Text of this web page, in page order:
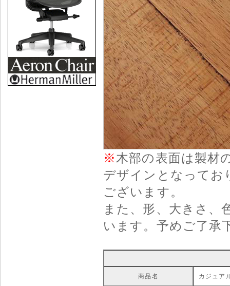
※木部の表面は製材
デザインとなってお
ございます。
また、形、大きさ、
います。予めご了承
商品名 カジュア